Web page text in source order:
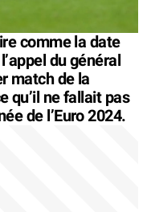
comme la date
du général
match de la
qu’il ne fallait pas
de l’Euro 2024.